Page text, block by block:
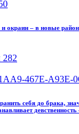
и окраин – в новые
282
себя до брака,